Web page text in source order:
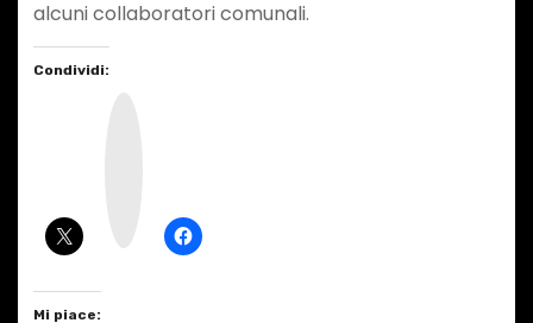
alcuni collaboratori comunali.
Condividi:
Mi piace: